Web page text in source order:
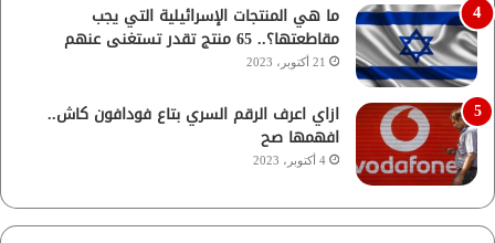
ما هي المنتجات الإسرائيلية التي يجب
مقاطعتها؟.. 65 منتج تقدر تستغنى عنهم
21 أكتوبر، 2023
ازاي اعرف الرقم السري بتاع فودافون كاش..
افهمها صح
4 أكتوبر، 2023